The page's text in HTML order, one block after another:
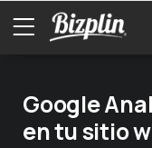
Google
en tu sitio